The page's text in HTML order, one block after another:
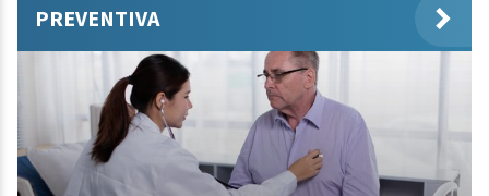
PREVENTIVA